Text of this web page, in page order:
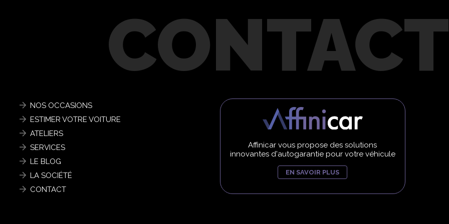
disques perforés
arrière
NOS OCCASIONS
ESTIMER VOTRE VOITURE
ATELIERS
SERVICES
LE BLOG
LA SOCIÉTÉ
CONTACT
Affinicar vous propose des solutions
innovantes d'autogarantie pour votre véhicule
EN SAVOIR PLUS